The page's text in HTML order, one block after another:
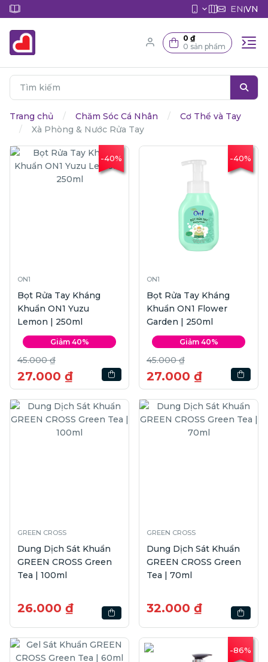
EN|VN
0 ₫
0 sản phẩm
Trang chủ Chăm Sóc Cá Nhân
Cơ Thể và Tay
Xà Phòng & Nước Rửa Tay
-40%
ON1
Bọt Rửa Tay Kháng
Khuẩn ON1 Yuzu
Lemon | 250ml
Giảm 40%
45.000 ₫
27.000 ₫
-40%
ON1
Bọt Rửa Tay Kháng
Khuẩn ON1 Flower
Garden | 250ml
Giảm 40%
45.000 ₫
27.000 ₫
GREEN CROSS
Dung Dịch Sát Khuẩn
GREEN CROSS Green
Tea | 100ml
26.000 ₫
GREEN CROSS
Dung Dịch Sát Khuẩn
GREEN CROSS Green
Tea | 70ml
32.000 ₫
-86%